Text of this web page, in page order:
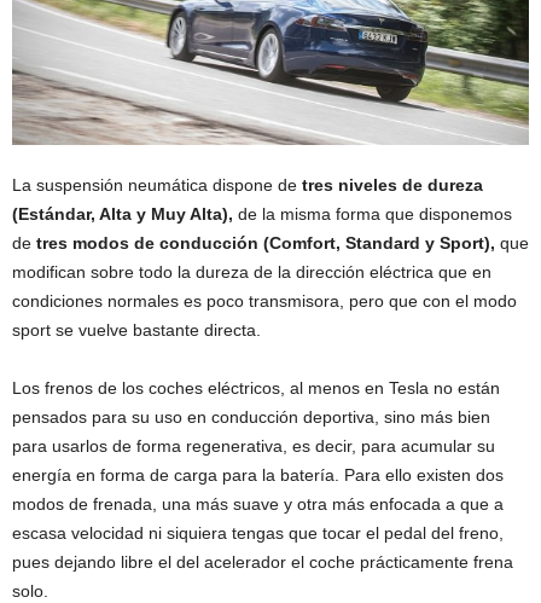
La suspensión neumática dispone de tres niveles de dureza
(Estándar, Alta y Muy Alta), de la misma forma que disponemos
de tres modos de conducción (Comfort, Standard y Sport), que
modifican sobre todo la dureza de la dirección eléctrica que en
condiciones normales es poco transmisora, pero que con el modo
sport se vuelve bastante directa.
Los frenos de los coches eléctricos, al menos en Tesla no están
pensados para su uso en conducción deportiva, sino más bien
para usarlos de forma regenerativa, es decir, para acumular su
energía en forma de carga para la batería. Para ello existen dos
modos de frenada, una más suave y otra más enfocada a que a
escasa velocidad ni siquiera tengas que tocar el pedal del freno,
pues dejando libre el del acelerador el coche prácticamente frena
solo.